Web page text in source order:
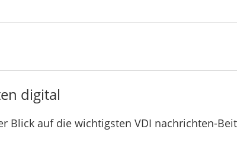
digital
Blick auf die wichtigsten VDI nachrichten-